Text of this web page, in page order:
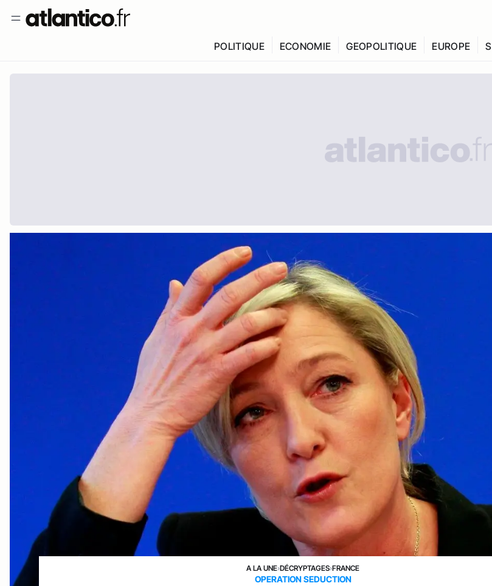
POLITIQUE ECONOMIE GEOPOLITIQUE EUROPE
A LA UNE›DÉCRYPTAGES›FRANCE
OPERATION SEDUCTION